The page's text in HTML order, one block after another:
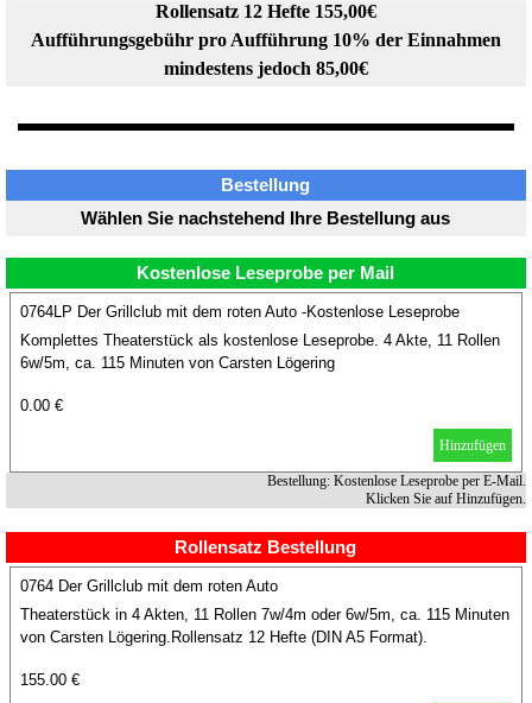
Rollensatz 12 Hefte 155,00€
Aufführungsgebühr pro Aufführung 10% der Einnahmen
mindestens jedoch 85,00€
Bestellung
Wählen Sie nachstehend Ihre Bestellung aus
Kostenlose Leseprobe per Mail
0764LP Der Grillclub mit dem roten Auto -Kostenlose Leseprobe
Komplettes Theaterstück als kostenlose Leseprobe. 4 Akte, 11 Rollen
6w/5m, ca. 115 Minuten von Carsten Lögering
0.00 €
Hinzufügen
Bestellung: Kostenlose Leseprobe per E-Mail.
Klicken Sie auf Hinzufügen.
Rollensatz Bestellung
0764 Der Grillclub mit dem roten Auto
Theaterstück in 4 Akten, 11 Rollen 7w/4m oder 6w/5m, ca. 115 Minuten
von Carsten Lögering.Rollensatz 12 Hefte (DIN A5 Format).
155.00 €